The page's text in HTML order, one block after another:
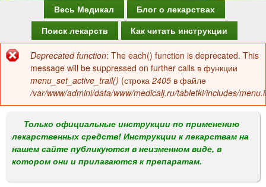
а
в
о
м
е
н
Весь Медикал
Блог о лекарствах
Поиск лекарств
Как читать инструкции
Сообщение
об
ошибке
Deprecated function: The each() function is deprecated. This
message will be suppressed on further calls в функции
menu_set_active_trail() (строка 2405 в файле
/var/www/admini/data/www/medicalj.ru/tabletki/includes/
Только официальные инструкции по применению
лекарственных средств! Инструкции к лекарствам на
нашем сайте публикуются в неизменном виде, в
котором они и прилагаются к препаратам.